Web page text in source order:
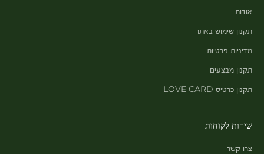
אודות
תקנון שימוש באתר
מדיניות פרטיות
תקנון מבצעים
תקנון כרטיס LOVE CARD
שירות לקוחות
צרו קשר